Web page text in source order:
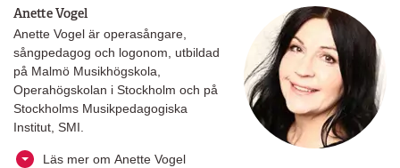
Anette Vogel
Anette Vogel är operasångare,
sångpedagog och logonom, utbildad
på Malmö Musikhögskola,
Operahögskolan i Stockholm och på
Stockholms Musikpedagogiska
Institut, SMI.
Läs mer om Anette Vogel